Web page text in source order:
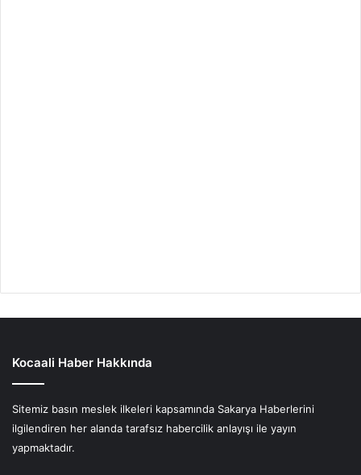
Kocaali Haber Hakkında
Sitemiz basın meslek ilkeleri kapsamında Sakarya Haberlerini
ilgilendiren her alanda tarafsız habercilik anlayışı ile yayın
yapmaktadır.